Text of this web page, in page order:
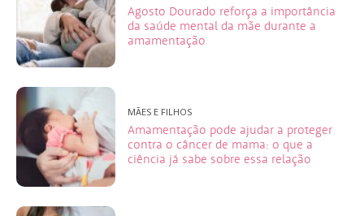
Agosto Dourado reforça a importância
da saúde mental da mãe durante a
amamentação
MÃES E FILHOS
Amamentação pode ajudar a proteger
contra o câncer de mama: o que a
ciência já sabe sobre essa relação